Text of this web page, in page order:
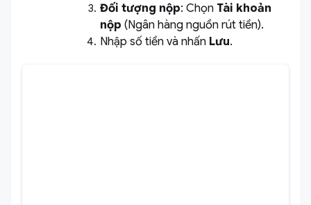
Đối tượng nộp: Chọn Tài khoản
nộp (Ngân hàng nguồn rút tiền).
Nhập số tiền và nhấn Lưu.